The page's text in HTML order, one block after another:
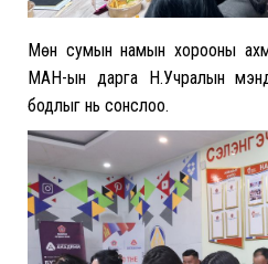
Мөн сумын намын хорооны ахмад
МАН-ын дарга Н.Учралын
бодлыг нь сонслоо.